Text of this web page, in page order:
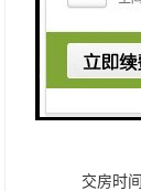
销售状
楼盘均
交房时